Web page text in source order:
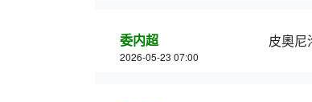
委内超
2026-05-23 07:00
皮奧尼